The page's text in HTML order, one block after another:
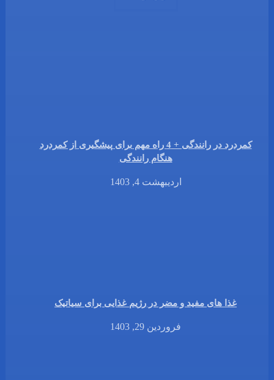
کمردرد در رانندگی + 4 راه مهم برای پیشگیری از کمردرد
هنگام رانندگی
اردیبهشت 4, 1403
غذا های مفید و مضر در رژیم غذایی برای سیاتیک
فروردین 29, 1403